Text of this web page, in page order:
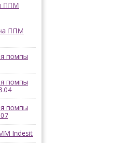
ППМ
ППМ
помпы
помпы
помпы
Indesit